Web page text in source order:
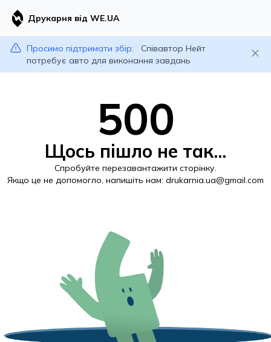
Друкарня від WE.UA
Просимо підтримати збір:
Співавтор Нейт
потребує авто для виконання завдань
500
Щось пішло не так...
Спробуйте перезавантажити сторінку.
Якщо це не допомогло, напишіть нам: drukarnia.ua@gmail.com